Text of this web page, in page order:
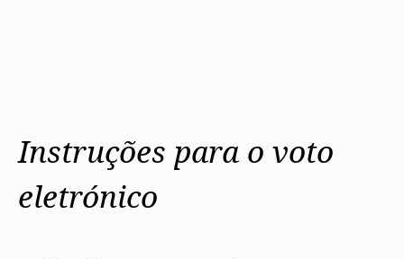
Instruções para o voto
eletrónico